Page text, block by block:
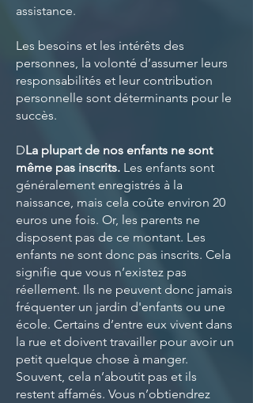
assistance.
Les besoins et les intérêts des
personnes, la volonté d’assumer leurs
responsabilités et leur contribution
personnelle sont déterminants pour le
succès.
DLa plupart de nos enfants ne sont
même pas inscrits. Les enfants sont
généralement enregistrés à la
naissance, mais cela coûte environ 20
euros une fois. Or, les parents ne
disposent pas de ce montant. Les
enfants ne sont donc pas inscrits. Cela
signifie que vous n’existez pas
réellement. Ils ne peuvent donc jamais
fréquenter un jardin d'enfants ou une
école. Certains d’entre eux vivent dans
la rue et doivent travailler pour avoir un
petit quelque chose à manger.
Souvent, cela n’aboutit pas et ils
restent affamés. Vous n’obtiendrez